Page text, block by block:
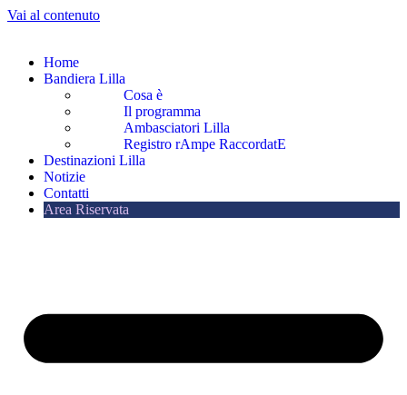
Vai al contenuto
Home
Bandiera Lilla
Cosa è
Il programma
Ambasciatori Lilla
Registro rAmpe RaccordatE
Destinazioni Lilla
Notizie
Contatti
Area Riservata